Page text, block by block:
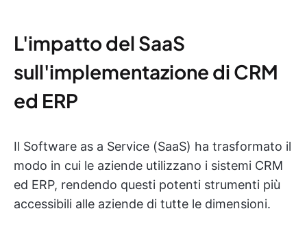
L'impatto del SaaS
sull'implementazione di CRM
ed ERP
Il Software as a Service (SaaS) ha trasformato il
modo in cui le aziende utilizzano i sistemi CRM
ed ERP, rendendo questi potenti strumenti più
accessibili alle aziende di tutte le dimensioni.